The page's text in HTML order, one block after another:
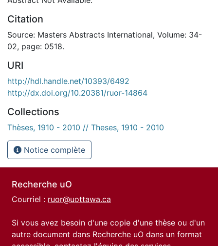
Citation
Source: Masters Abstracts International, Volume: 34-
02, page: 0518.
URI
http://hdl.handle.net/10393/6492
http://dx.doi.org/10.20381/ruor-14864
Collections
Thèses, 1910 - 2010 // Theses, 1910 - 2010
Notice complète
Recherche uO
Courriel : ruor@uottawa.ca
Si vous avez besoin d'une copie d'une thèse ou d'un
autre document dans Recherche uO dans un format